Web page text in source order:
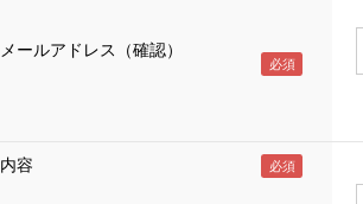
メールアドレス（確認）
内容